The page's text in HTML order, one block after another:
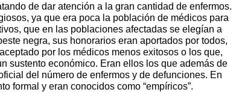
de dar atención a la gran cantidad de enfermos.
ya que era poca la población de médicos para
que en las poblaciones afectadas se elegían a
negra, sus honorarios eran aportados por todos,
por los médicos menos exitosos o los que,
sustento económico. Eran ellos los que además de
del número de enfermos y de defunciones. En
formal y eran conocidos como “empíricos”.